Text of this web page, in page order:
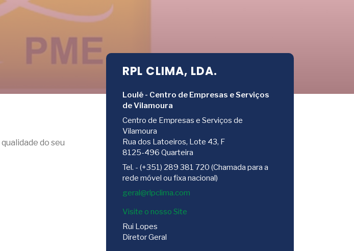
do seu
RPL CLIMA, LDA.
Loulé - Centro de Empresas e Serviços
de Vilamoura
Centro de Empresas e Serviços de
Vilamoura
Rua dos Latoeiros, Lote 43, F
8125-496 Quarteira
Tel. - (+351) 289 381 720 (Chamada para a
rede móvel ou fixa nacional)
Visite o nosso Site
Rui Lopes
Diretor Geral